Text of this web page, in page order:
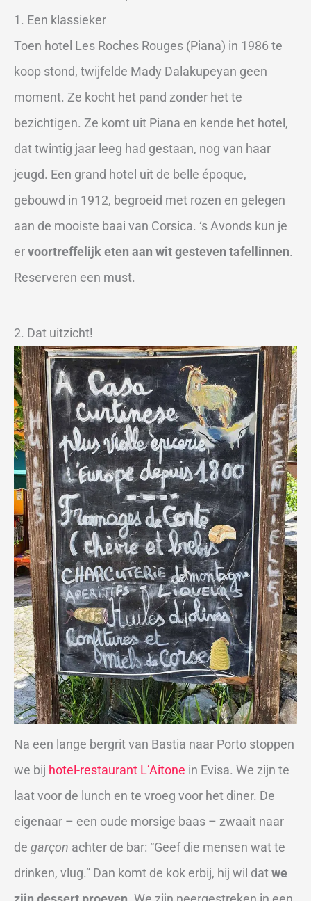
1. Een klassieker
Toen hotel Les Roches Rouges (Piana) in 1986 te
koop stond, twijfelde Mady Dalakupeyan geen
moment. Ze kocht het pand zonder het te
bezichtigen. Ze komt uit Piana en kende het hotel,
dat twintig jaar leeg had gestaan, nog van haar
jeugd. Een grand hotel uit de belle époque,
gebouwd in 1912, begroeid met rozen en gelegen
aan de mooiste baai van Corsica. ‘s Avonds kun je
ervoortreffelijk eten aan wit gesteven tafellinnen.
Reserveren een must.
2. Dat uitzicht!
Na een lange bergrit van Bastia naar Porto stoppen
we bij hotel-restaurant L’Aitone in Evisa. We zijn te
laat voor de lunch en te vroeg voor het diner. De
eigenaar – een oude morsige baas – zwaait naar
de garçon achter de bar: “Geef die mensen wat te
drinken, vlug.” Dan komt de kok erbij, hij wil datwe